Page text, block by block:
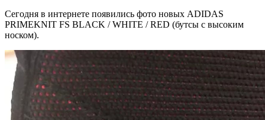
Сегодня в интернете появились фото новых ADIDAS
PRIMEKNIT FS BLACK / WHITE / RED (бутсы с высоким
носком).